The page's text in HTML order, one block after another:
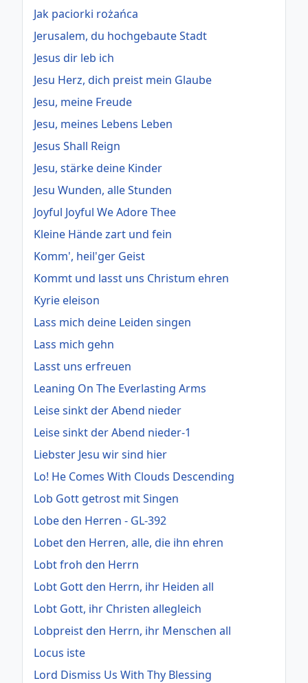
Jak paciorki rożańca
Jerusalem, du hochgebaute Stadt
Jesus dir leb ich
Jesu Herz, dich preist mein Glaube
Jesu, meine Freude
Jesu, meines Lebens Leben
Jesus Shall Reign
Jesu, stärke deine Kinder
Jesu Wunden, alle Stunden
Joyful Joyful We Adore Thee
Kleine Hände zart und fein
Komm', heil'ger Geist
Kommt und lasst uns Christum ehren
Kyrie eleison
Lass mich deine Leiden singen
Lass mich gehn
Lasst uns erfreuen
Leaning On The Everlasting Arms
Leise sinkt der Abend nieder
Leise sinkt der Abend nieder-1
Liebster Jesu wir sind hier
Lo! He Comes With Clouds Descending
Lob Gott getrost mit Singen
Lobe den Herren - GL-392
Lobet den Herren, alle, die ihn ehren
Lobt froh den Herrn
Lobt Gott den Herrn, ihr Heiden all
Lobt Gott, ihr Christen allegleich
Lobpreist den Herrn, ihr Menschen all
Locus iste
Lord Dismiss Us With Thy Blessing